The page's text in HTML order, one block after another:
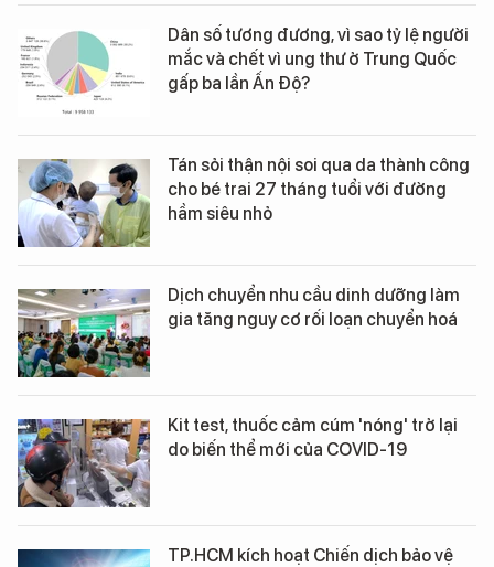
Dân số tương đương, vì sao tỷ lệ người
mắc và chết vì ung thư ở Trung Quốc
gấp ba lần Ấn Độ?
Tán sỏi thận nội soi qua da thành công
cho bé trai 27 tháng tuổi với đường
hầm siêu nhỏ
Dịch chuyển nhu cầu dinh dưỡng làm
gia tăng nguy cơ rối loạn chuyển hoá
Kit test, thuốc cảm cúm 'nóng' trở lại
do biến thể mới của COVID-19
TP.HCM kích hoạt Chiến dịch bảo vệ